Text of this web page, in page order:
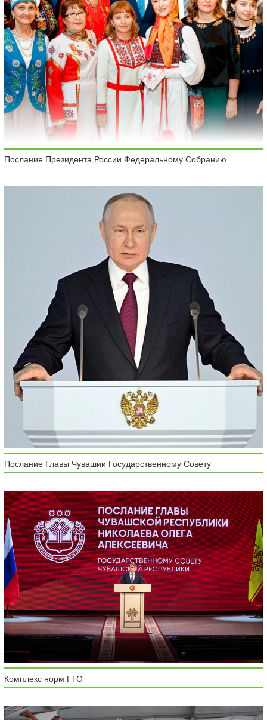
Послание Президента России Федеральному Собранию
Послание Главы Чувашии Государственному Совету
Комплекс норм ГТО